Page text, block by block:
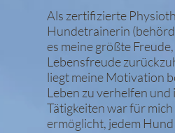
Als zertifizierte
Hundetrainerin
es meine größte
Lebensfreude
liegt meine Motivation
Leben zu verhelfen
Tätigkeiten war für
ermöglicht, jedem